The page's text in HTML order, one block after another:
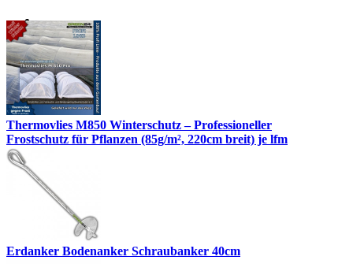
Thermovlies M850 Winterschutz – Professioneller
Frostschutz für Pflanzen (85g/m², 220cm breit) je lfm
Erdanker Bodenanker Schraubanker 40cm